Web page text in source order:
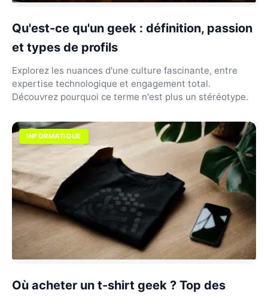
Qu'est-ce qu'un geek : définition, passion
et types de profils
Explorez les nuances d'une culture fascinante, entre
expertise technologique et engagement total.
Découvrez pourquoi ce terme n'est plus un stéréotype.
INFORMATIQUE
Où acheter un t-shirt geek ? Top des